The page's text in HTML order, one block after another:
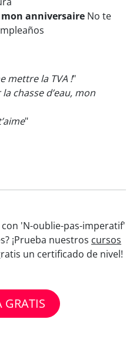
anniversaire No te
mettre la TVA !"
chasse d’eau, mon
"
'N-oublie-pas-imperatif'
¡Prueba nuestros cursos
un certificado de nivel!
GRATIS